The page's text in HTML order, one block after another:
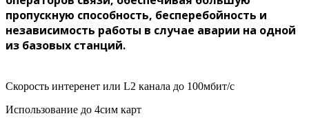
пропускную способность, бесперебойность и
независимость работы в случае аварии на одной
из базовых станций.
Скорость интеренет или L2 канала до 100мбит/с
Использование до 4сим карт